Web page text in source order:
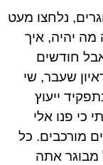
נלחצו מעט
מה יהיה, איך
חודשים
שעבר, שי
ייעוץ
כי פנו אלי
מורכבים. כל
מבוגר אתה